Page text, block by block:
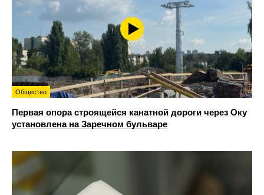
Общество
Первая опора строящейся канатной дороги через Оку
установлена на Заречном бульваре